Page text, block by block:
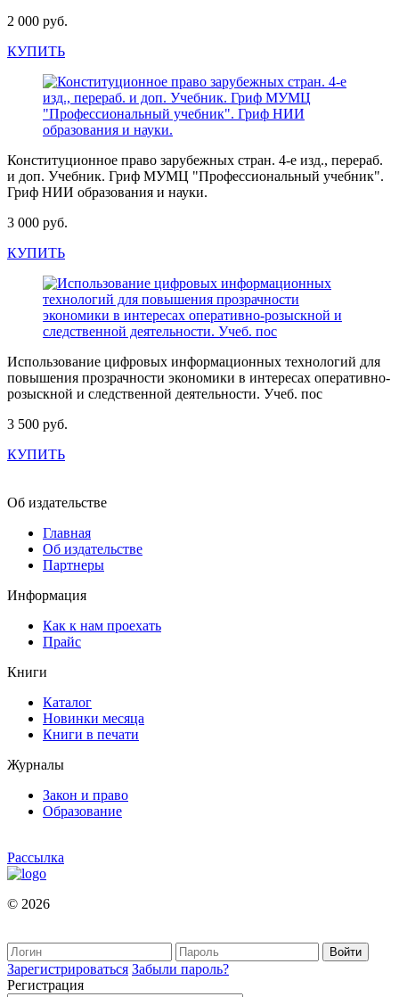
2 000 руб.
КУПИТЬ
Конституционное право зарубежных стран. 4-е изд., перераб.
и доп. Учебник. Гриф МУМЦ "Профессиональный учебник".
Гриф НИИ образования и науки.
3 000 руб.
КУПИТЬ
Использование цифровых информационных технологий для
повышения прозрачности экономики в интересах оперативно-
розыскной и следственной деятельности. Учеб. пос
3 500 руб.
КУПИТЬ
Об издательстве
Главная
Об издательстве
Партнеры
Информация
Как к нам проехать
Прайс
Книги
Каталог
Новинки месяца
Книги в печати
Журналы
Закон и право
Образование
Рассылка
© 2026
Зарегистрироваться Забыли пароль?
Регистрация